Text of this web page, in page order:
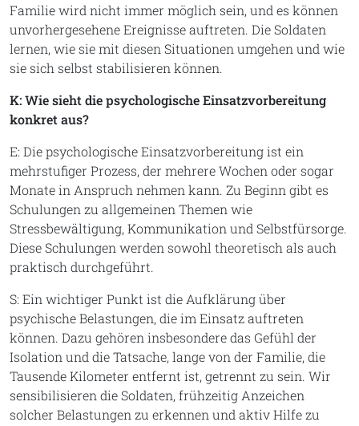
Familie wird nicht immer möglich sein, und es können
unvorhergesehene Ereignisse auftreten. Die Soldaten
lernen, wie sie mit diesen Situationen umgehen und wie
sie sich selbst stabilisieren können.
K: Wie sieht die psychologische Einsatzvorbereitung
konkret aus?
E: Die psychologische Einsatzvorbereitung ist ein
mehrstufiger Prozess, der mehrere Wochen oder sogar
Monate in Anspruch nehmen kann. Zu Beginn gibt es
Schulungen zu allgemeinen Themen wie
Stressbewältigung, Kommunikation und Selbstfürsorge.
Diese Schulungen werden sowohl theoretisch als auch
praktisch durchgeführt.
S: Ein wichtiger Punkt ist die Aufklärung über
psychische Belastungen, die im Einsatz auftreten
können. Dazu gehören insbesondere das Gefühl der
Isolation und die Tatsache, lange von der Familie, die
Tausende Kilometer entfernt ist, getrennt zu sein. Wir
sensibilisieren die Soldaten, frühzeitig Anzeichen
solcher Belastungen zu erkennen und aktiv Hilfe zu